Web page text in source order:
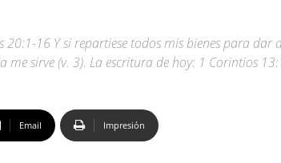
16 Y si repartiese todos mis bienes para dar
sirve (v. 3). La escritura de hoy: 1 Corintios
Email Impresión